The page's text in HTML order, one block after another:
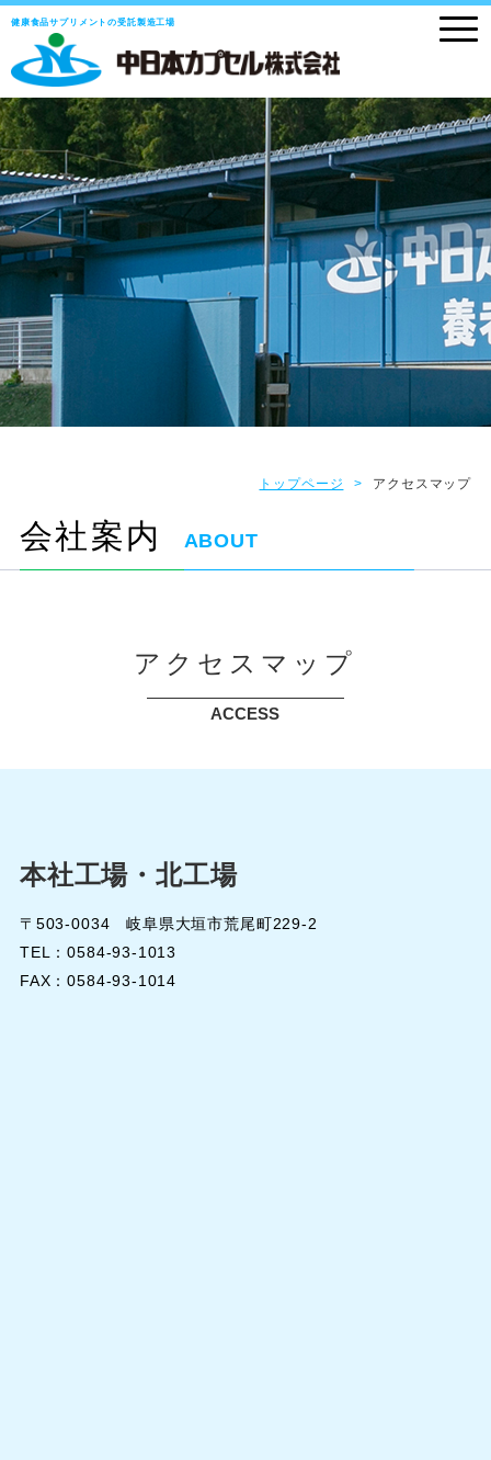
健康食品サプリメントの受託製造工場
トップページ アクセスマップ
会社案内 ABOUT
アクセスマップ
ACCESS
本社工場・北工場
〒503-0034 岐阜県大垣市荒尾町229-2
TEL：0584-93-1013
FAX：0584-93-1014